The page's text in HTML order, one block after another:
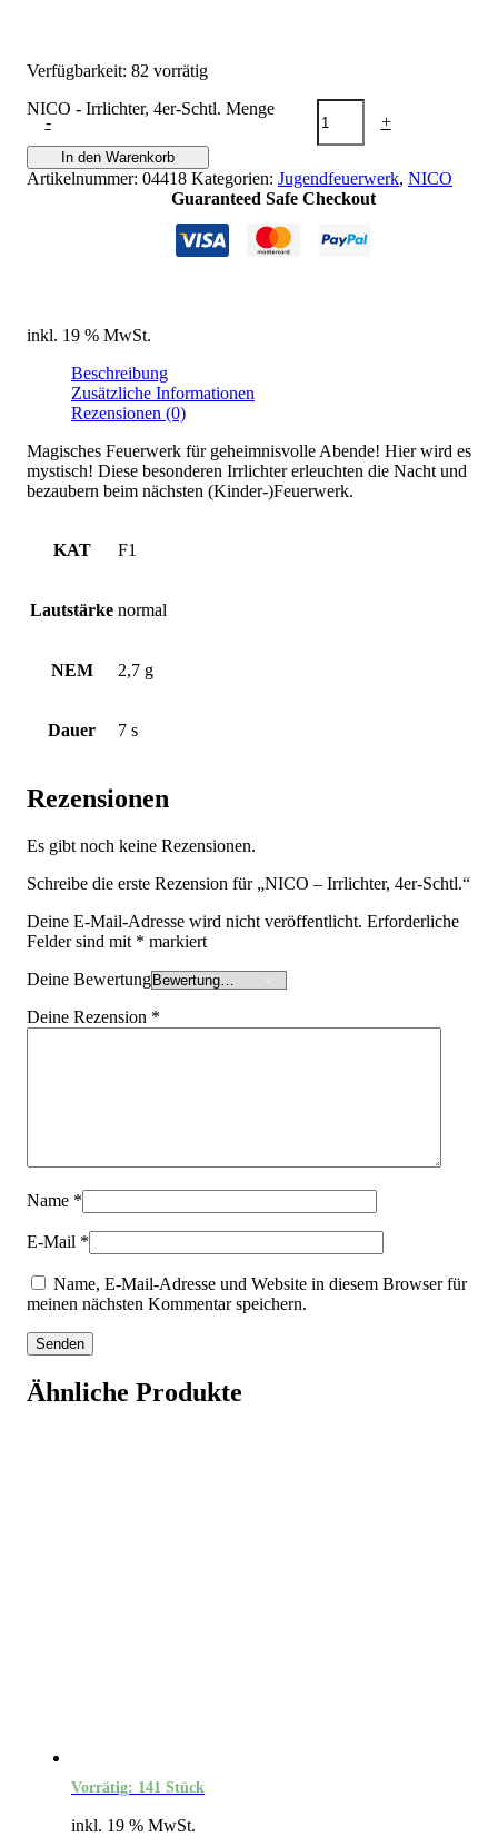
Verfügbarkeit: 82 vorrätig
-
NICO - Irrlichter, 4er-Schtl. Menge
+
In den Warenkorb
Artikelnummer: 04418 Kategorien: Jugendfeuerwerk, NICO
Guaranteed Safe Checkout
inkl. 19 % MwSt.
Beschreibung
Zusätzliche Informationen
Rezensionen (0)
Magisches Feuerwerk für geheimnisvolle Abende! Hier wird es
mystisch! Diese besonderen Irrlichter erleuchten die Nacht und
bezaubern beim nächsten (Kinder-)Feuerwerk.
KAT F1
Lautstärke normal
NEM 2,7 g
Dauer 7 s
Rezensionen
Es gibt noch keine Rezensionen.
Schreibe die erste Rezension für „NICO – Irrlichter, 4er-Schtl.“
Deine E-Mail-Adresse wird nicht veröffentlicht. Erforderliche
Felder sind mit * markiert
Deine Bewertung
Deine Rezension *
Name *
E-Mail *
Name, E-Mail-Adresse und Website in diesem Browser für
meinen nächsten Kommentar speichern.
Ähnliche Produkte
Vorrätig: 141 Stück
inkl. 19 % MwSt.